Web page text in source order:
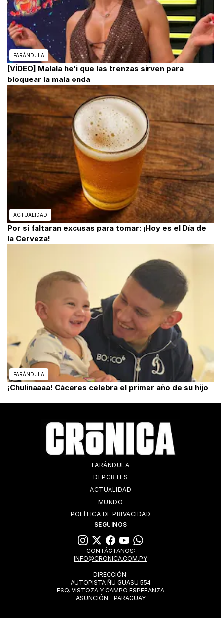
FARÁNDULA
[VÍDEO] Malala he’i que las trenzas sirven para
bloquear la mala onda
ACTUALIDAD
Por si faltaran excusas para tomar: ¡Hoy es el Día de
la Cerveza!
FARÁNDULA
¡Chulinaaaa! Cáceres celebra el primer año de su hijo
FARÁNDULA
DEPORTES
ACTUALIDAD
MUNDO
POLÍTICA DE PRIVACIDAD
SEGUINOS
CONTÁCTANOS:
INFO@CRONICA.COM.PY
DIRECCIÓN:
AUTOPISTA ÑU GUASU 554
ESQ. VISTOZA Y CAMPO ESPERANZA
ASUNCIÓN - PARAGUAY